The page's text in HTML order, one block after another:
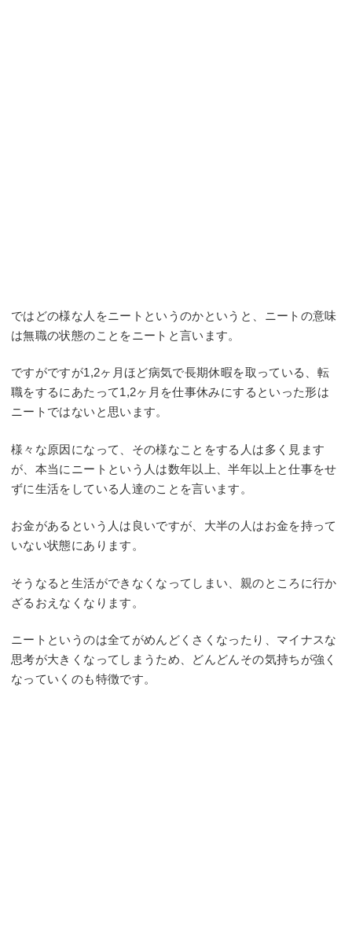
ではどの様な人をニートというのかというと、ニートの意味
は無職の状態のことをニートと言います。
ですがですが1,2ヶ月ほど病気で長期休暇を取っている、転
職をするにあたって1,2ヶ月を仕事休みにするといった形は
ニートではないと思います。
様々な原因になって、その様なことをする人は多く見ます
が、本当にニートという人は数年以上、半年以上と仕事をせ
ずに生活をしている人達のことを言います。
お金があるという人は良いですが、大半の人はお金を持って
いない状態にあります。
そうなると生活ができなくなってしまい、親のところに行か
ざるおえなくなります。
ニートというのは全てがめんどくさくなったり、マイナスな
思考が大きくなってしまうため、どんどんその気持ちが強く
なっていくのも特徴です。